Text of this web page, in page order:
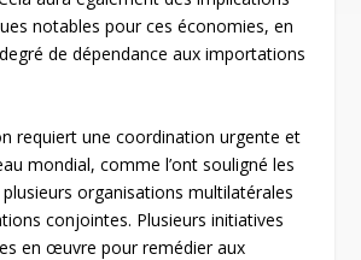
notables pour ces économies, en
de dépendance aux importations
requiert une coordination urgente et
mondial, comme l’ont souligné les
organisations multilatérales
conjointes. Plusieurs initiatives
en œuvre pour remédier aux